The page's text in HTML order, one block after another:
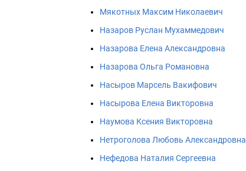
Мякотных Максим Николаевич
Назаров Руслан Мухаммедович
Назарова Елена Александровна
Назарова Ольга Романовна
Насыров Марсель Вакифович
Насырова Елена Викторовна
Наумова Ксения Викторовна
Нетроголова Любовь Александровна
Нефедова Наталия Сергеевна